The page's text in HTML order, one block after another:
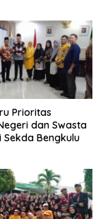
Prioritas
dan Swasta
Sekda Bengkulu